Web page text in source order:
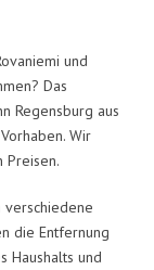
und
Das
Regensburg aus
Wir
Preisen.
die Entfernung
Haushalts und